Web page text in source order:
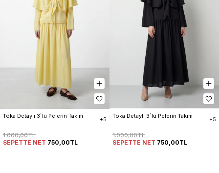
Toka Detaylı 3`lü Pelerin Takım
+5
1.000,00TL
SEPETTE NET 750,00TL
Toka Detaylı 3`lü Pelerin Takım
+5
1.000,00TL
SEPETTE NET 750,00TL